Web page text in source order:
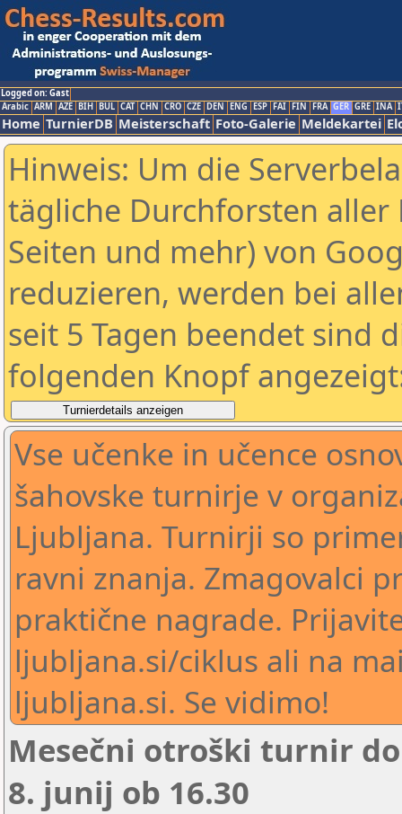
Logged on: Gast
Arabic ARM AZE BIH BUL CAT CHN CRO CZE DEN ENG ESP FAI FIN FRA GER GRE INA
Home TurnierDB Meisterschaft Foto-Galerie Meldekartei
Hinweis: Um die
tägliche Durchforsten aller
Seiten und mehr) von
reduzieren, werden bei
seit 5 Tagen beendet sind
folgenden Knopf
Vse učenke in učence
šahovske turnirje v
Ljubljana. Turnirji so
ravni znanja. Zmagovalci
praktične nagrade.
ljubljana.si/ciklus ali na
ljubljana.si. Se vidimo!
Mesečni otroški turnir
8. junij ob 16.30